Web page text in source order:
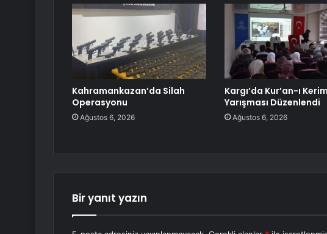
Kahramankazan’da Silah
Operasyonu
Ağustos 6, 2026
Kargı’da Kur’an-ı Kerim
Yarışması Düzenlendi
Ağustos 6, 2026
Bir yanıt yazın